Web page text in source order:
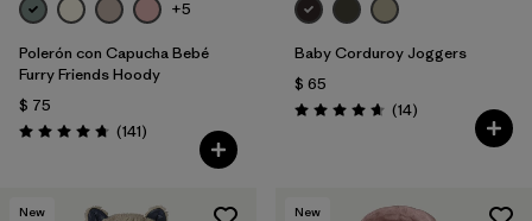
+5
Polerón con Capucha Bebé
Furry Friends Hoody
$ 75
Valoración: 4.7 / 5
(141Comentarios
)
Baby Corduroy Joggers
$ 65
Valoración: 4.7 / 5
(14Comentarios
)
New New